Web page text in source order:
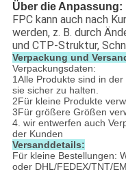
Über die Anpassung:
FPC kann auch nach
werden, z. B. durch
und CTP-Struktur,
Verpackung und
Verpackungsdaten:
1Alle Produkte sind in
sie sicher zu halten.
2Für kleine Produkte
3Für größere Größen
4. wir entwerfen auch
der Kunden
Versanddetails:
Für kleine Bestellungen:
oder DHL/FEDEX/TNT/